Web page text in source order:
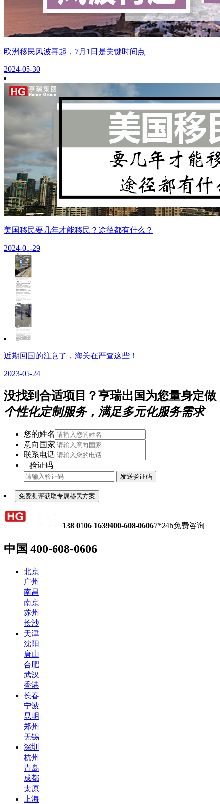
欧洲移民风波再起，7月1日是关键时间点
2024-05-30
美国移民要几年才能移民？途径都有什么？
2024-01-29
近期回国的注意了，海关在严查这些！
2023-05-24
没找到合适项目？亨瑞出国为您量身定做
个性化定制服务，满足多元化服务需求
您的姓名
意向国家
联系电话
验证码
发送验证码
免费测评获取专属移民方案
138 0106 1639400-608-06067*24h免费咨询
中国 400-608-0606
北京
广州
南昌
南京
苏州
长沙
天津
沈阳
唐山
合肥
武汉
香港
长春
宁波
昆明
郑州
无锡
深圳
杭州
青岛
成都
太原
上海